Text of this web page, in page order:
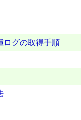
ログの取得手順